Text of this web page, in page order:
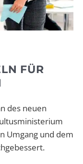
FÜR
des neuen
Umgang und dem